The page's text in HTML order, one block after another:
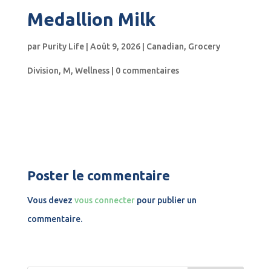
Medallion Milk
par Purity Life| Août 9, 2026| Canadian, Grocery
Division, M, Wellness| 0 commentaires
Poster le commentaire
Vous devez vous connecterpour publier un
commentaire.